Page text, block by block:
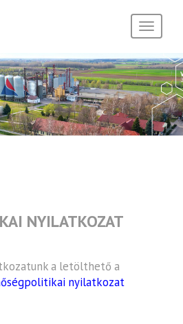
Toggle
NYILATKOZAT
a letölthető a
nyilatkozat